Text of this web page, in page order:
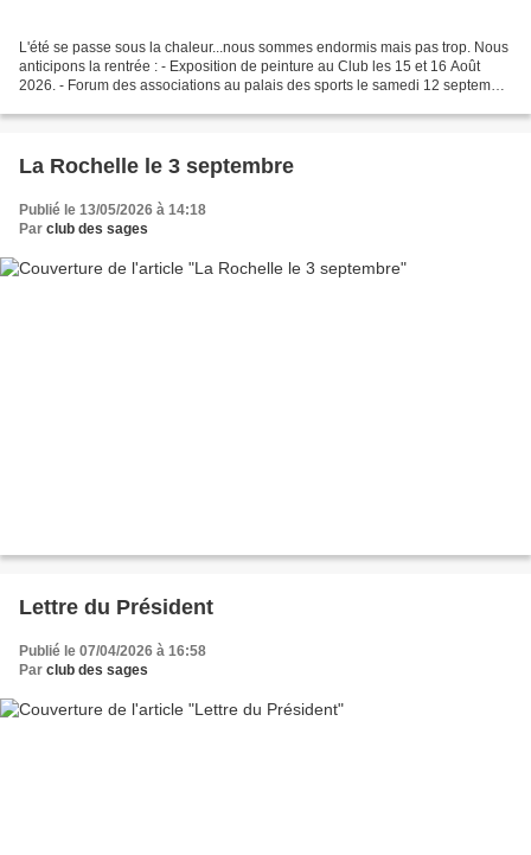
L'été se passe sous la chaleur...nous sommes endormis mais pas trop. Nous
anticipons la rentrée : - Exposition de peinture au Club les 15 et 16 Août
2026. - Forum des associations au palais des sports le samedi 12 septembre
La Rochelle le 3 septembre
Publié le 13/05/2026 à 14:18
Par club des sages
Lettre du Président
Publié le 07/04/2026 à 16:58
Par club des sages